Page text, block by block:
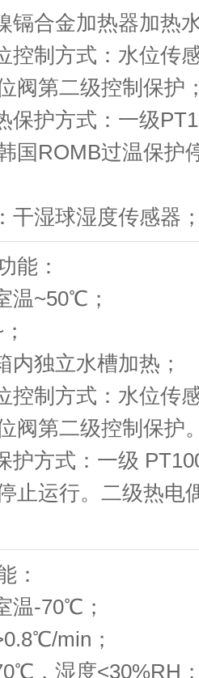
镉合金加热器加热
控制方式：水位传
阀第二级控制保护
保护方式：一级
国ROMB过温保护
干湿球湿度传感器
能：
温~50℃；
内独立水槽加热；
控制方式：水位传
阀第二级控制保护
护方式：一级
止运行。二级热电
：
温-70℃；
min；
，湿度<30%RH